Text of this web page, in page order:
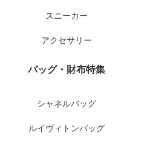
スニーカー
アクセサリー
バッグ・財布特集
シャネルバッグ
ルイヴィトンバッグ